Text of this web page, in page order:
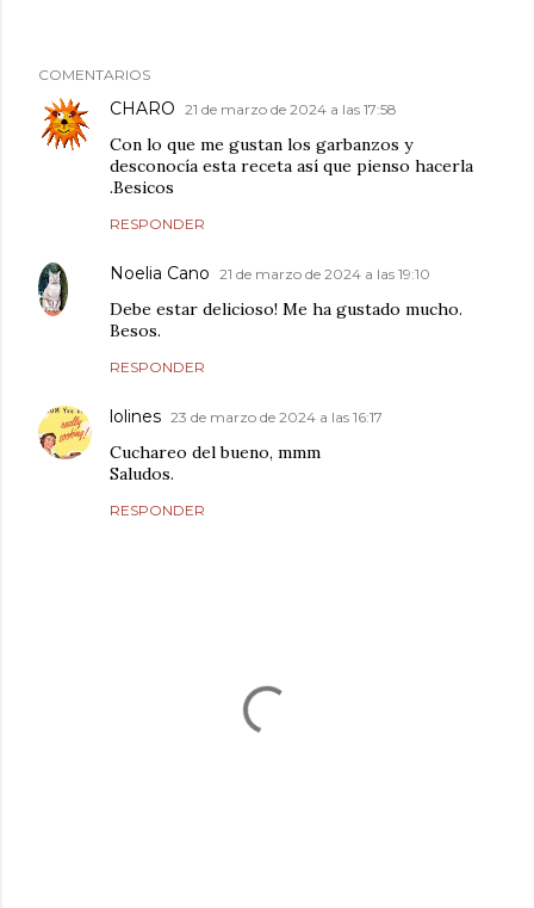
COMENTARIOS
CHARO 21 de marzo de 2024 a las 17:58
Con lo que me gustan los garbanzos y
desconocía esta receta así que pienso hacerla
.Besicos
RESPONDER
Noelia Cano 21 de marzo de 2024 a las 19:10
Debe estar delicioso! Me ha gustado mucho.
Besos.
RESPONDER
lolines 23 de marzo de 2024 a las 16:17
Cuchareo del bueno, mmm
Saludos.
RESPONDER